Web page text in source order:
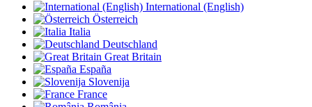
International (English)
Österreich
Italia
Deutschland
Great Britain
España
Slovenija
France